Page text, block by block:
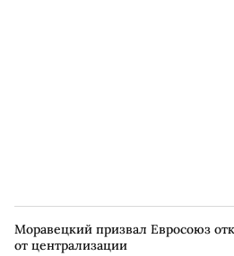
Моравецкий призвал Евросоюз
от централизации